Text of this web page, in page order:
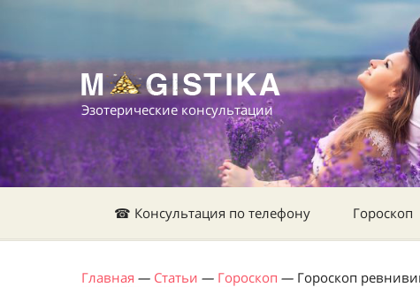
Эзотерические консультации
☎ Консультация по телефону Гороскоп
Главная — Статьи — Гороскоп — Гороскоп